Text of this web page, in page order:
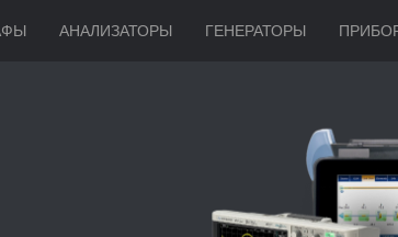
АНАЛИЗАТОРЫ ГЕНЕРАТОРЫ